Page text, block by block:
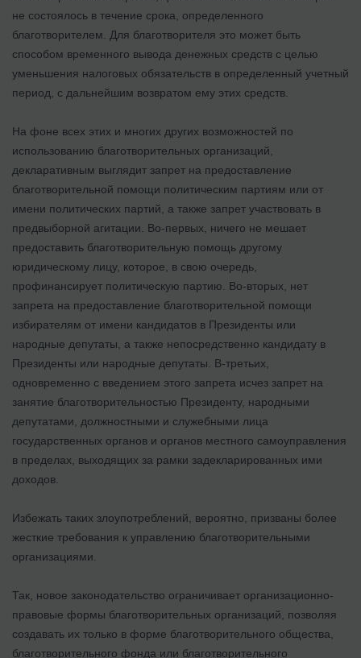
не состоялось в течение срока, определенного
благотворителем. Для благотворителя это может быть
способом временного вывода денежных средств с целью
уменьшения налоговых обязательств в определенный учетный
период, с дальнейшим возвратом ему этих средств.
На фоне всех этих и многих других возможностей по
использованию благотворительных организаций,
декларативным выглядит запрет на предоставление
благотворительной помощи политическим партиям или от
имени политических партий, а также запрет участвовать в
предвыборной агитации. Во-первых, ничего не мешает
предоставить благотворительную помощь другому
юридическому лицу, которое, в свою очередь,
профинансирует политическую партию. Во-вторых, нет
запрета на предоставление благотворительной помощи
избирателям от имени кандидатов в Президенты или
народные депутаты, а также непосредственно кандидату в
Президенты или народные депутаты. В-третьих,
одновременно с введением этого запрета исчез запрет на
занятие благотворительностью Президенту, народными
депутатами, должностными и служебными лица
государственных органов и органов местного самоуправления
в пределах, выходящих за рамки задекларированных ими
доходов.
Избежать таких злоупотреблений, вероятно, призваны более
жесткие требования к управлению благотворительными
организациями.
Так, новое законодательство ограничивает организационно-
правовые формы благотворительных организаций, позволяя
создавать их только в форме благотворительного общества,
благотворительного фонда или благотворительного